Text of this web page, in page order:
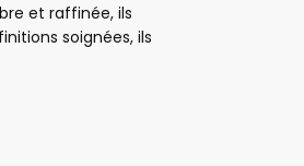
et raffinée, ils
soignées, ils
à porter, les